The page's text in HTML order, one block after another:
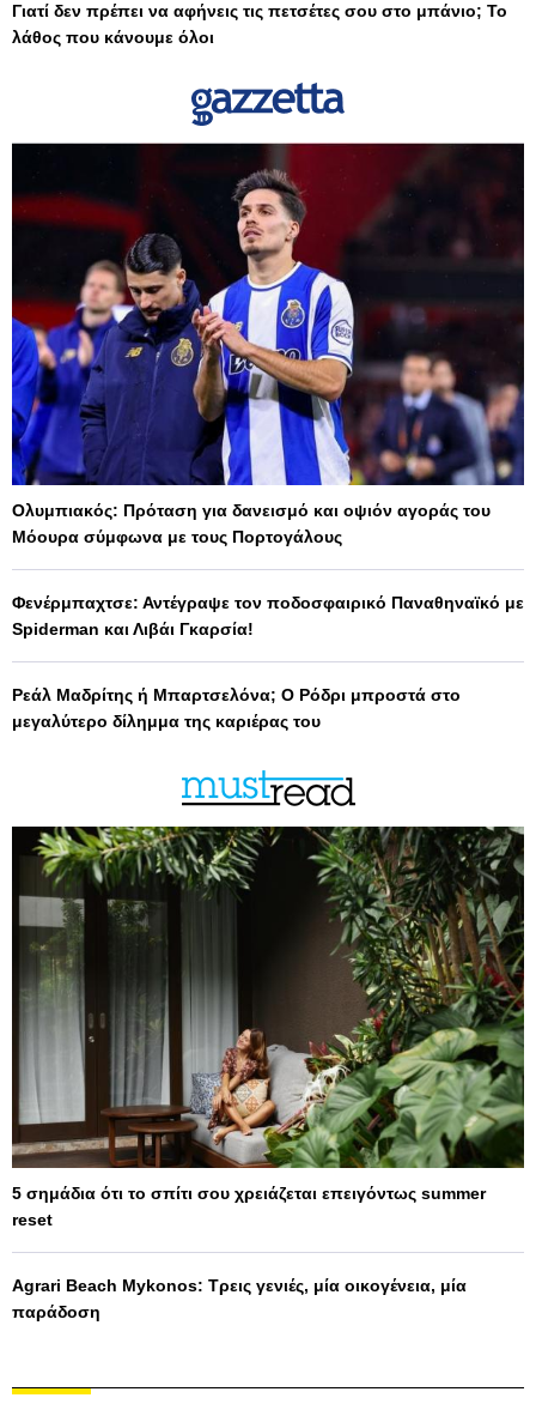
Γιατί δεν πρέπει να αφήνεις τις πετσέτες σου στο μπάνιο; Το
λάθος που κάνουμε όλοι
Ολυμπιακός: Πρόταση για δανεισμό και οψιόν αγοράς του
Μόουρα σύμφωνα με τους Πορτογάλους
Φενέρμπαχτσε: Αντέγραψε τον ποδοσφαιρικό Παναθηναϊκό με
Spiderman και Λιβάι Γκαρσία!
Ρεάλ Μαδρίτης ή Μπαρτσελόνα; Ο Ρόδρι μπροστά στο
μεγαλύτερο δίλημμα της καριέρας του
5 σημάδια ότι το σπίτι σου χρειάζεται επειγόντως summer
reset
Agrari Beach Mykonos: Τρεις γενιές, μία οικογένεια, μία
παράδοση